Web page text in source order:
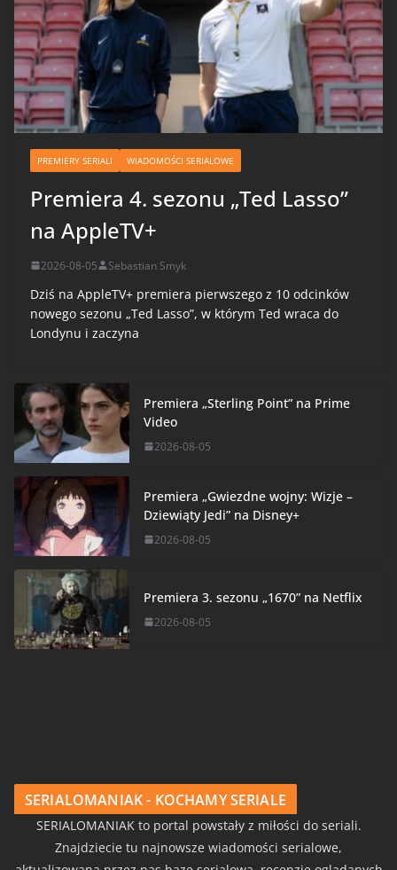
PREMIERY SERIALI WIADOMOŚCI SERIALOWE
Premiera 4. sezonu „Ted Lasso”
na AppleTV+
2026-08-05 Sebastian Smyk
Dziś na AppleTV+ premiera pierwszego z 10 odcinków
nowego sezonu „Ted Lasso”, w którym Ted wraca do
Londynu i zaczyna
Premiera „Sterling Point” na Prime
Video
2026-08-05
Premiera „Gwiezdne wojny: Wizje –
Dziewiąty Jedi” na Disney+
2026-08-05
Premiera 3. sezonu „1670” na Netflix
2026-08-05
SERIALOMANIAK - KOCHAMY SERIALE
SERIALOMANIAK to portal powstały z miłości do seriali.
Znajdziecie tu najnowsze wiadomości serialowe,